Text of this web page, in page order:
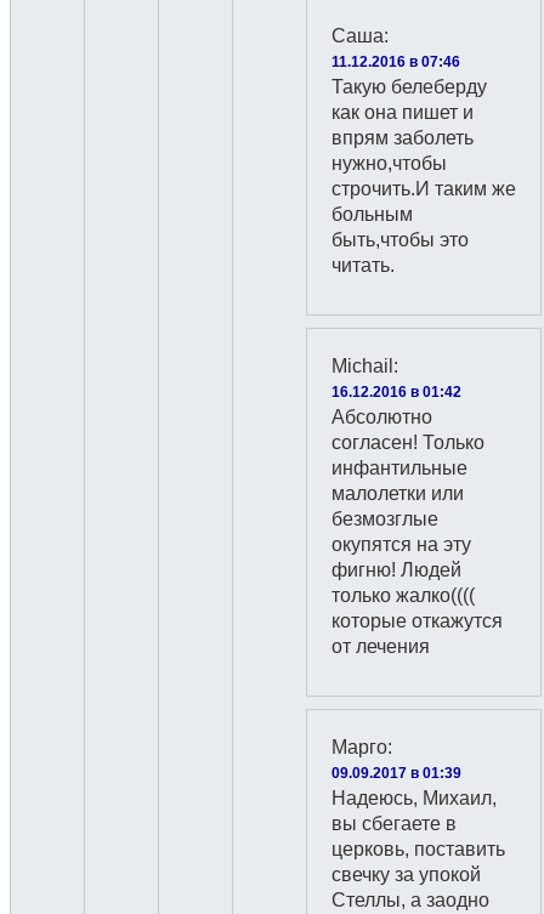
Саша:
11.12.2016 в 07:46
Такую белеберду
как она пишет и
впрям заболеть
нужно,чтобы
строчить.И таким же
больным
быть,чтобы это
читать.
Michail :
16.12.2016 в 01:42
Абсолютно
согласен! Только
инфантильные
малолетки или
безмозглые
окупятся на эту
фигню! Людей
только жалко((((
которые откажутся
от лечения
Марго:
09.09.2017 в 01:39
Надеюсь, Михаил,
вы сбегаете в
церковь, поставить
свечку за упокой
Стеллы, а заодно